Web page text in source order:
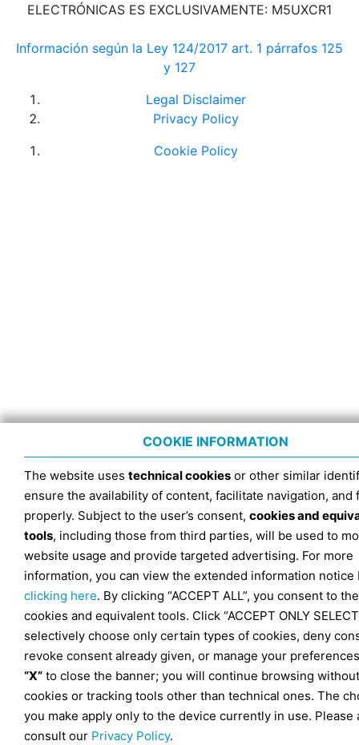
ELECTRÓNICAS ES EXCLUSIVAMENTE: M5UXCR1
Información según la Ley 124/2017 art. 1 párrafos 125
y 127
Legal Disclaimer
Privacy Policy
Cookie Policy
COOKIE INFORMATION
The website uses technical cookies or other similar
ensure the availability of content, facilitate navigation, and
properly. Subject to the user’s consent, cookies and
tools, including those from third parties, will be used to
website usage and provide targeted advertising. For more
information, you can view the extended information notice
clicking here. By clicking “ACCEPT ALL”, you consent to
cookies and equivalent tools. Click “ACCEPT ONLY
selectively choose only certain types of cookies, deny
revoke consent already given, or manage your
“X” to close the banner; you will continue browsing without
cookies or tracking tools other than technical ones. The
you make apply only to the device currently in use. Please
consult our Privacy Policy.